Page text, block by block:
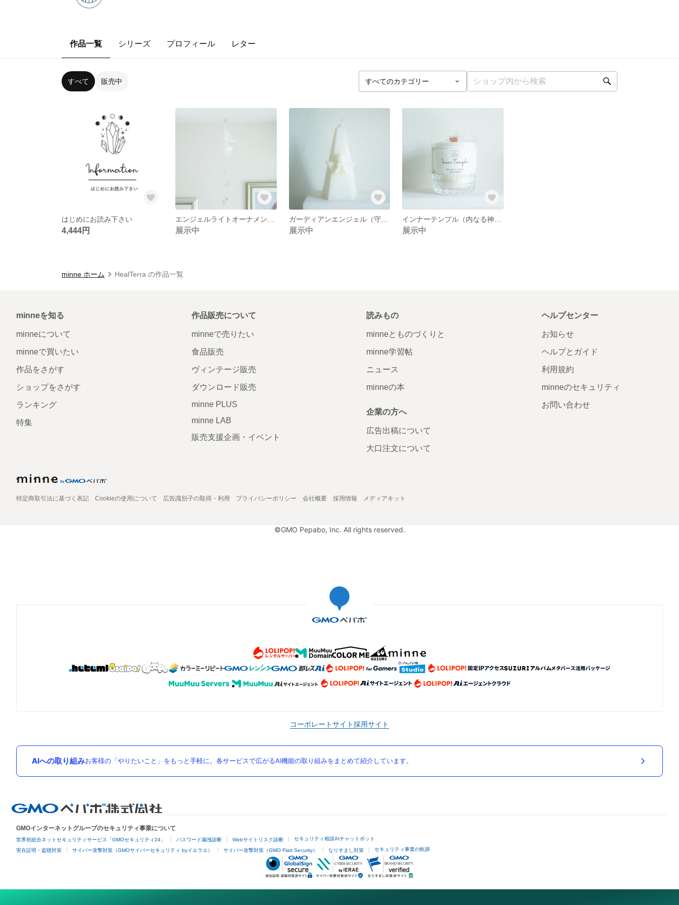
作品一覧 シリーズ プロフィール レター
すべて 販売中
はじめにお読み下さい
4,444円 展示中
ガーディアンエンジェル（守護天使と繋がる）
展示中 展示中
minne ホーム HealTerra の作品一覧
minneを知る
minneについて
minneで買いたい
作品をさがす
ショップをさがす
ランキング
特集
作品販売について
minneで売りたい
食品販売
ヴィンテージ販売
ダウンロード販売
minne PLUS
minne LAB
販売支援企画・イベント
読みもの
minneとものづくりと
minne学習帖
ニュース
minneの本
企業の方へ
広告出稿について
大口注文について
ヘルプセンター
お知らせ
ヘルプとガイド
利用規約
minneのセキュリティ
お問い合わせ
特定商取引法に基づく表記 Cookieの使用について 広告識別子の取得・利用 プライバシーポリシー 会社概要 採用情報 メディアキット
©GMO Pepabo, Inc. All rights reserved.
コーポレートサイト採用サイト
AIへの取り組みお客様の「やりたいこと」をもっと手軽に。各サービスで広がるAI機能の取り組みをまとめて紹介しています。
GMOインターネットグループのセキュリティ事業について
世界初総合ネットセキュリティサービス「GMOセキュリティ24」 パスワード漏洩診断 Webサイトリスク診断 セキュリティ相談AIチャットボット
実在証明・盗聴対策 サイバー攻撃対策（GMOサイバーセキュリティ byイエラエ） サイバー攻撃対策（GMO Flatt Security） なりすまし対策 セキュリティ事業の軌跡